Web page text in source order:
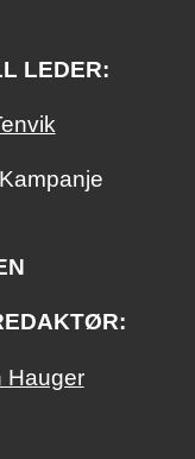
LEDER:
Hauger